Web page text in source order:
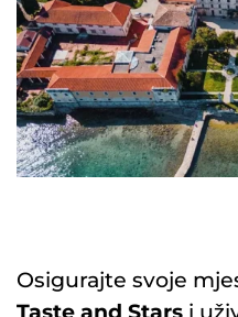
Osigurajte svoje